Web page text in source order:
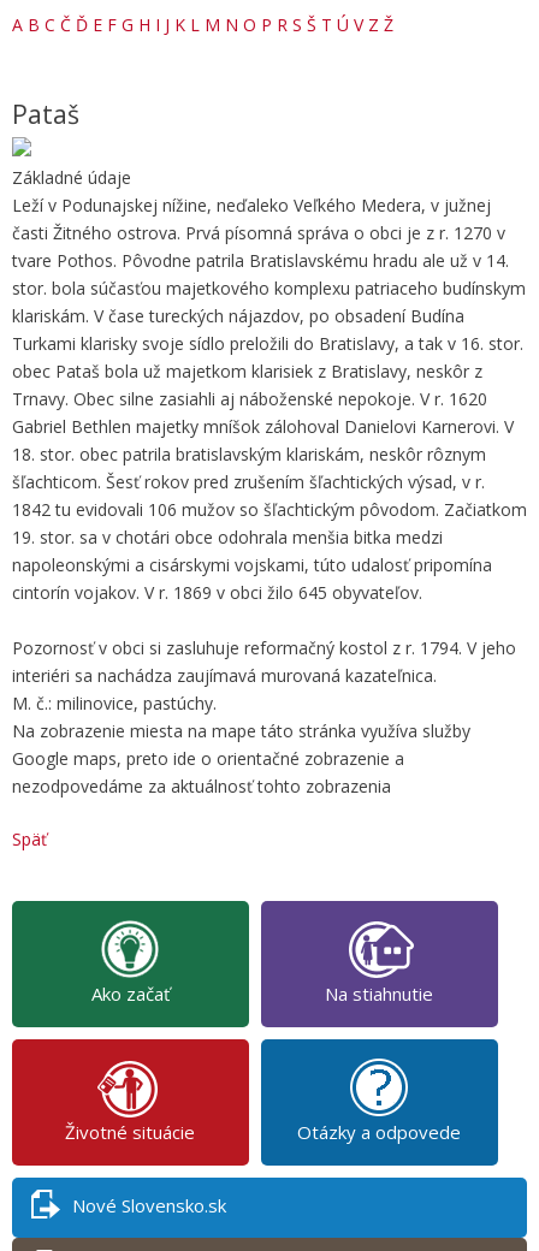
A B C Č Ď E F G H I J K L M N O P R S Š T Ú V Z Ž
Pataš
Základné údaje
Leží v Podunajskej nížine, neďaleko Veľkého Medera, v južnej
časti Žitného ostrova. Prvá písomná správa o obci je z r. 1270 v
tvare Pothos. Pôvodne patrila Bratislavskému hradu ale už v 14.
stor. bola súčasťou majetkového komplexu patriaceho budínskym
klariskám. V čase tureckých nájazdov, po obsadení Budína
Turkami klarisky svoje sídlo preložili do Bratislavy, a tak v 16. stor.
obec Pataš bola už majetkom klarisiek z Bratislavy, neskôr z
Trnavy. Obec silne zasiahli aj náboženské nepokoje. V r. 1620
Gabriel Bethlen majetky mníšok zálohoval Danielovi Karnerovi. V
18. stor. obec patrila bratislavským klariskám, neskôr rôznym
šľachticom. Šesť rokov pred zrušením šľachtických výsad, v r.
1842 tu evidovali 106 mužov so šľachtickým pôvodom. Začiatkom
19. stor. sa v chotári obce odohrala menšia bitka medzi
napoleonskými a cisárskymi vojskami, túto udalosť pripomína
cintorín vojakov. V r. 1869 v obci žilo 645 obyvateľov.
Pozornosť v obci si zasluhuje reformačný kostol z r. 1794. V jeho
interiéri sa nachádza zaujímavá murovaná kazateľnica.
M. č.: milinovice, pastúchy.
Na zobrazenie miesta na mape táto stránka využíva služby
Google maps, preto ide o orientačné zobrazenie a
nezodpovedáme za aktuálnosť tohto zobrazenia
Späť
Ako začať Na stiahnutie
Životné situácie Otázky a odpovede
Nové Slovensko.sk